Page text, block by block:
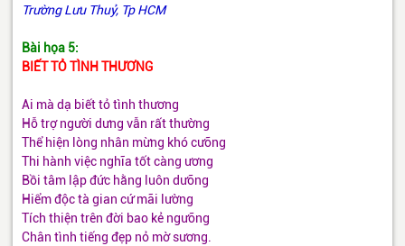
Trường Lưu Thuỷ, Tp HCM
Bài họa 5:
BIẾT TỎ TÌNH THƯƠNG
Ai mà dạ biết tỏ tình thương
Hỗ trợ người dưng vẫn rất thường
Thể hiện lòng nhân mừng khó cưỡng
Thi hành việc nghĩa tốt càng ương
Bồi tâm lập đức hằng luôn dưỡng
Hiểm độc tà gian cứ mãi lường
Tích thiện trên đời bao kẻ ngưỡng
Chân tình tiếng đẹp nỏ mờ sương.